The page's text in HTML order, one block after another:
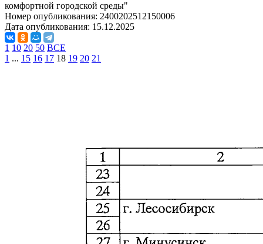
комфортной городской среды"
Номер опубликования: 2400202512150006
Дата опубликования: 15.12.2025
1 10 20 50 ВСЕ
1 ... 15 16 17 18 19 20 21